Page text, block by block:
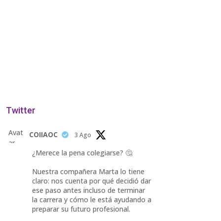
Twitter
Avat
ar
COIIAOC 3 Ago
¿Merece la pena colegiarse? 🤔
Nuestra compañera Marta lo tiene
claro: nos cuenta por qué decidió dar
ese paso antes incluso de terminar
la carrera y cómo le está ayudando a
preparar su futuro profesional.